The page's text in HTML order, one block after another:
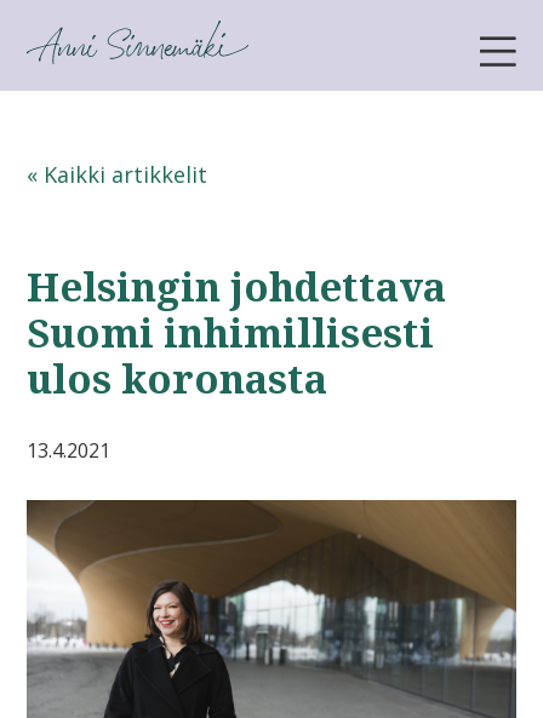
ANNI SINNEMÄKI
« Kaikki artikkelit
Helsingin johdettava
Suomi inhimillisesti
ulos koronasta
13.4.2021